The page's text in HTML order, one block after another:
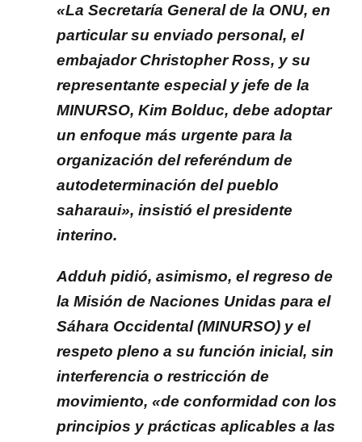
«La Secretaría General de la ONU, en
particular su enviado personal, el
embajador Christopher Ross, y su
representante especial y jefe de la
MINURSO, Kim Bolduc, debe adoptar
un enfoque más urgente para la
organización del referéndum de
autodeterminación del pueblo
saharaui», insistió el presidente
interino.
Adduh pidió, asimismo, el regreso de
la Misión de Naciones Unidas para el
Sáhara Occidental (MINURSO) y el
respeto pleno a su función inicial, sin
interferencia o restricción de
movimiento, «de conformidad con los
principios y prácticas aplicables a las